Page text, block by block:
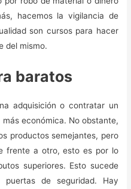
hacemos la vigilancia de
son cursos para hacer
del mismo.
baratos
adquisición o contratar un
económica. No obstante,
productos semejantes, pero
frente a otro, esto es por lo
superiores. Esto sucede
de seguridad. Hay